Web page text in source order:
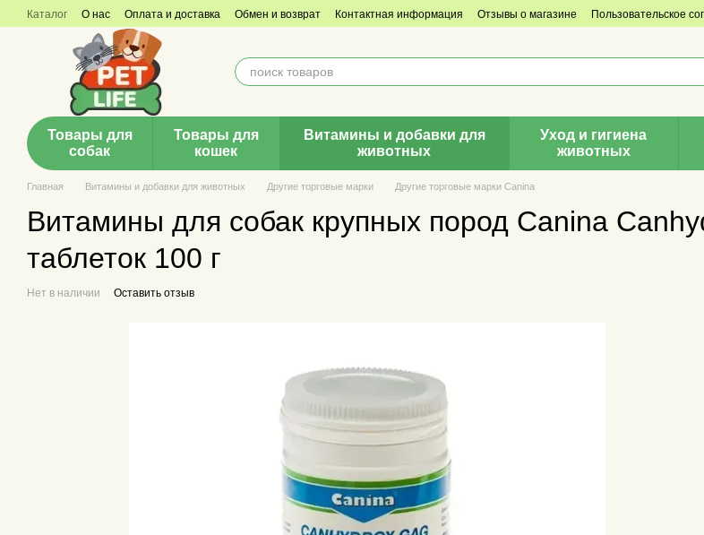
Перейти к основному контенту
Каталог О нас Оплата и доставка Обмен и возврат Контактная информация Отзывы о магазине Пользовательское
Товары для
собак
Товары для
кошек
Витамины и добавки для
животных
Уход и гигиена
животных
Главная Витамины и добавки для животных Другие торговые марки Другие торговые марки Canina
Витамины для собак крупных пород Canina
таблеток 100 г
Нет в наличии Оставить отзыв